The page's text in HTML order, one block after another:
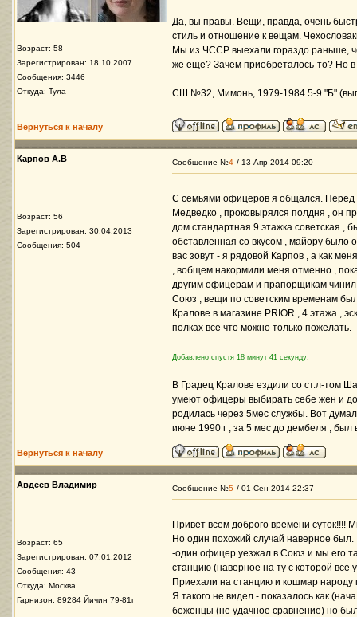
Возраст: 58
Зарегистрирован: 18.10.2007
Сообщения: 3446
Откуда: Тула
Да, вы правы. Вещи, правда, очень
стиль и отношение к вещам.
Мы из ЧССР выехали гораздо раньше,
же еще? Зачем приобреталось-то? Но
СШ №32, Мимонь, 1979-1984 5-9 "Б"
Вернуться к началу
Карпов А.В
Возраст: 56
Зарегистрирован: 30.04.2013
Сообщения: 504
Сообщение №4 / 13 Апр 2014 09:20
С семьями офицеров я общался. Перед
Медведко , проковырялся полдня , он
дом стандартная 9 этажка советская ,
обставленная со вкусом , майору было
вас зовут - я рядовой Карпов , а как
, вобщем накормили меня отменно ,
другим офицерам и прапорщикам
Союз , вещи по советским временам
Кралове в магазине PRIOR , 4 этажа ,
полках все что можно только пожелать.
Добавлено спустя 18 минут 41 секунду:
В Градец Кралове ездили со ст.л-том
умеют офицеры выбирать себе жен и
родилась через 5мес службы. Вот
июне 1990 г , за 5 мес до дембеля , был
Вернуться к началу
Авдеев Владимир
Возраст: 65
Зарегистрирован: 07.01.2012
Сообщения: 43
Откуда: Москва
Гарнизон: 89284 Йичин 79-81г
Сообщение №5 / 01 Сен 2014 22:37
Привет всем доброго времени суток!!!!
Но один похожий случай наверное был.
-один офицер уезжал в Союз и мы его
станцию (наверное на ту с которой все
Приехали на станцию и кошмар
Я такого не видел - показалось как
беженцы (не удачное сравнение) но